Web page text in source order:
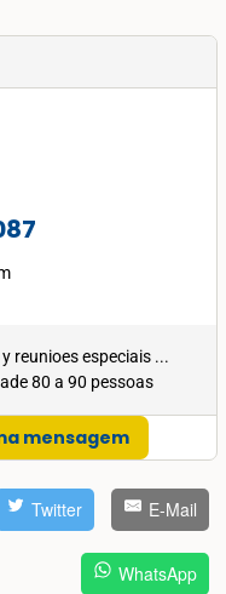
reunioes especiais ...
80 a 90 pessoas
mensagem
Twitter E-Mail
WhatsApp